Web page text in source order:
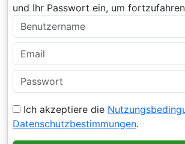
und Ihr Passwort ein, um
Ich akzeptiere die
Datenschutzbestimmungen.